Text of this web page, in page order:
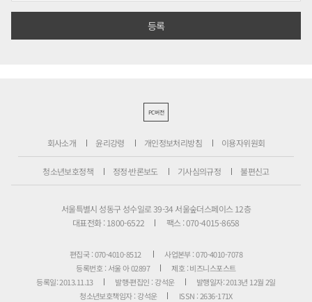
PC버전
회사소개 윤리강령 개인정보처리방침 이용자위원회
청소년보호정책 정정·반론보도 기사심의규정 불편신고
서울특별시 성동구 성수일로 39-34 서울숲더스페이스 12층
대표전화 : 1800-6522
팩스 : 070-4015-8658
편집국 : 070-4010-8512
사업본부 : 070-4010-7078
등록번호 : 서울 아 02897
제호 : 비즈니스포스트
등록일: 2013.11.13
발행·편집인 : 강석운
발행일자: 2013년 12월 2일
청소년보호책임자 : 강석운
ISSN : 2636-171X